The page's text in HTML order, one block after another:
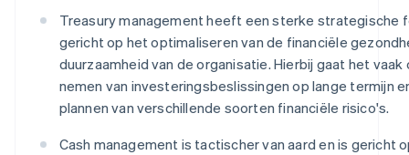
Treasury management heeft een sterke strategische
gericht op het optimaliseren van de financiële
duurzaamheid van de organisatie. Hierbij gaat het vaak
nemen van investeringsbeslissingen op lange termijn
plannen van verschillende soorten financiële risico's.
Cash management is tactischer van aard en is gericht